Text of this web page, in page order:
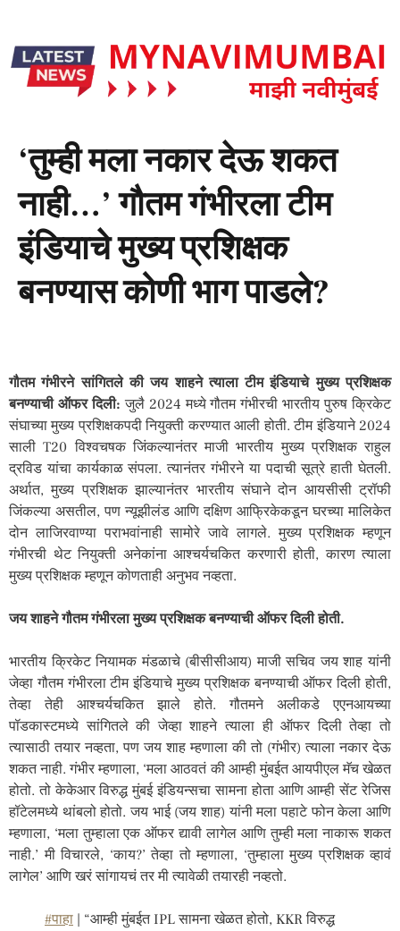
‘तुम्ही मला नकार देऊ शकत
नाही…’ गौतम गंभीरला टीम
इंडियाचे मुख्य प्रशिक्षक
बनण्यास कोणी भाग पाडले?
गौतम गंभीरने सांगितले की जय शाहने त्याला टीम इंडियाचे मुख्य प्रशिक्षक
बनण्याची ऑफर दिली: जुलै 2024 मध्ये गौतम गंभीरची भारतीय पुरुष क्रिकेट
संघाच्या मुख्य प्रशिक्षकपदी नियुक्ती करण्यात आली होती. टीम इंडियाने 2024
साली T20 विश्वचषक जिंकल्यानंतर माजी भारतीय मुख्य प्रशिक्षक राहुल
द्रविड यांचा कार्यकाळ संपला. त्यानंतर गंभीरने या पदाची सूत्रे हाती घेतली.
अर्थात, मुख्य प्रशिक्षक झाल्यानंतर भारतीय संघाने दोन आयसीसी ट्रॉफी
जिंकल्या असतील, पण न्यूझीलंड आणि दक्षिण आफ्रिकेकडून घरच्या मालिकेत
दोन लाजिरवाण्या पराभवांनाही सामोरे जावे लागले. मुख्य प्रशिक्षक म्हणून
गंभीरची थेट नियुक्ती अनेकांना आश्चर्यचकित करणारी होती, कारण त्याला
मुख्य प्रशिक्षक म्हणून कोणताही अनुभव नव्हता.
जय शाहने गौतम गंभीरला मुख्य प्रशिक्षक बनण्याची ऑफर दिली होती.
भारतीय क्रिकेट नियामक मंडळाचे (बीसीसीआय) माजी सचिव जय शाह यांनी
जेव्हा गौतम गंभीरला टीम इंडियाचे मुख्य प्रशिक्षक बनण्याची ऑफर दिली होती,
तेव्हा तेही आश्चर्यचकित झाले होते. गौतमने अलीकडे एएनआयच्या
पॉडकास्टमध्ये सांगितले की जेव्हा शाहने त्याला ही ऑफर दिली तेव्हा तो
त्यासाठी तयार नव्हता, पण जय शाह म्हणाला की तो (गंभीर) त्याला नकार देऊ
शकत नाही. गंभीर म्हणाला, ‘मला आठवतं की आम्ही मुंबईत आयपीएल मॅच खेळत
होतो. तो केकेआर विरुद्ध मुंबई इंडियन्सचा सामना होता आणि आम्ही सेंट रेजिस
हॉटेलमध्ये थांबलो होतो. जय भाई (जय शाह) यांनी मला पहाटे फोन केला आणि
म्हणाला, ‘मला तुम्हाला एक ऑफर द्यावी लागेल आणि तुम्ही मला नाकारू शकत
नाही.’ मी विचारले, ‘काय?’ तेव्हा तो म्हणाला, ‘तुम्हाला मुख्य प्रशिक्षक व्हावं
लागेल’ आणि खरं सांगायचं तर मी त्यावेळी तयारही नव्हतो.
#पाहा | “आम्ही मुंबईत IPL सामना खेळत होतो, KKR विरुद्ध